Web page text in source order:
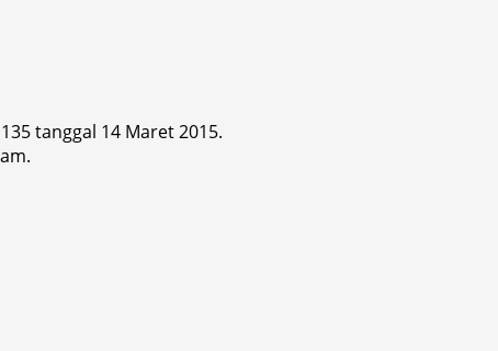
tanggal 14 Maret 2015.